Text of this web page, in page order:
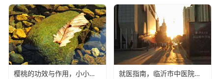
樱桃的功效与作用，小小红果，藏着大大健康密码-樱桃的功效与作用 就医指南，临沂市中医院电话及就诊须知-临沂市中医院电话